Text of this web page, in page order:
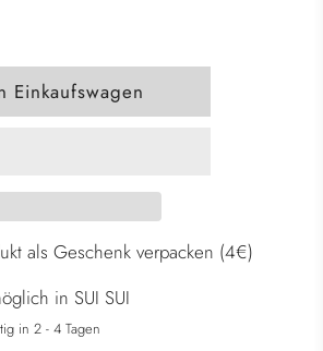
Einkaufswagen
als Geschenk verpacken (4€)
in SUI SUI
in 2 - 4 Tagen